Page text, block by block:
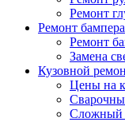
Ремонт
Ремонт бампера
Ремонт
Замена
Кузовной
Цены на
Сложный